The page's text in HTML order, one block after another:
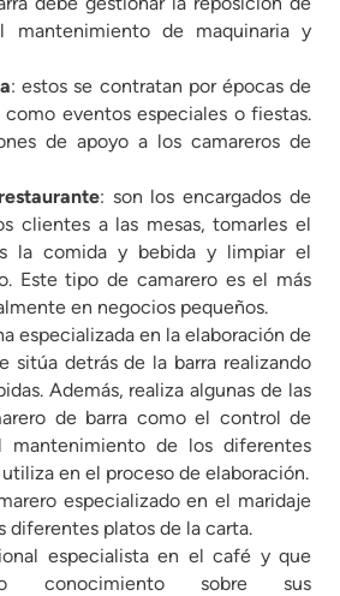
mantenimiento de maquinaria y
: estos se contratan por épocas de
eventos especiales o fiestas.
de apoyo a los camareros de
: son los encargados de
clientes a las mesas, tomarles el
la comida y bebida y limpiar el
Este tipo de camarero es el más
en negocios pequeños.
especializada en la elaboración de
sitúa detrás de la barra realizando
Además, realiza algunas de las
de barra como el control de
mantenimiento de los diferentes
en el proceso de elaboración.
especializado en el maridaje
diferentes platos de la carta.
especialista en el café y que
conocimiento sobre sus